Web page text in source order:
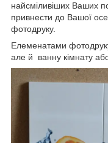
найсміливіших Ваших
привнести до Вашої
фотодруку.
Елеменатами
але й ванну кімнату